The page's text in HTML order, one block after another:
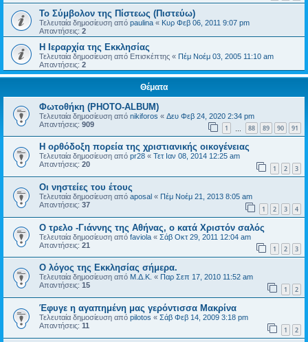
Το Σύμβολον της Πίστεως (Πιστεύω)
Τελευταία δημοσίευση από paulina « Κυρ Φεβ 06, 2011 9:07 pm
Απαντήσεις: 2
Η Ιεραρχία της Εκκλησίας
Τελευταία δημοσίευση από Επισκέπτης « Πέμ Νοέμ 03, 2005 11:10 am
Απαντήσεις: 2
Θέματα
Φωτοθήκη (PHOTO-ALBUM)
Τελευταία δημοσίευση από nikiforos « Δευ Φεβ 24, 2020 2:34 pm
Απαντήσεις: 909 1 88 89 90 91
Η ορθόδοξη πορεία της χριστιανικής οικογένειας
Τελευταία δημοσίευση από pr28 « Τετ Ιαν 08, 2014 12:25 am
Απαντήσεις: 20 1 2 3
Οι νηστείες του έτους
Τελευταία δημοσίευση από aposal « Πέμ Νοέμ 21, 2013 8:05 am
Απαντήσεις: 37 1 2 3 4
Ο τρελο -Γιάννης της Αθήνας, ο κατά Χριστόν σαλός
Τελευταία δημοσίευση από faviola « Σάβ Οκτ 29, 2011 12:04 am
Απαντήσεις: 21 1 2 3
O λόγος της Εκκλησίας σήμερα.
Τελευταία δημοσίευση από Μ.Δ.Κ. « Παρ Σεπ 17, 2010 11:52 am
Απαντήσεις: 15 1 2
Έφυγε η αγαπημένη μας γερόντισσα Μακρίνα
Τελευταία δημοσίευση από pilotos « Σάβ Φεβ 14, 2009 3:18 pm
Απαντήσεις: 11 1 2